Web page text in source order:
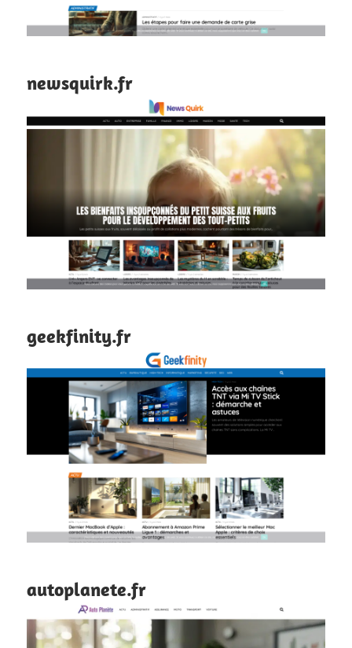
newsquirk.fr
geekfinity.fr
autoplanete.fr